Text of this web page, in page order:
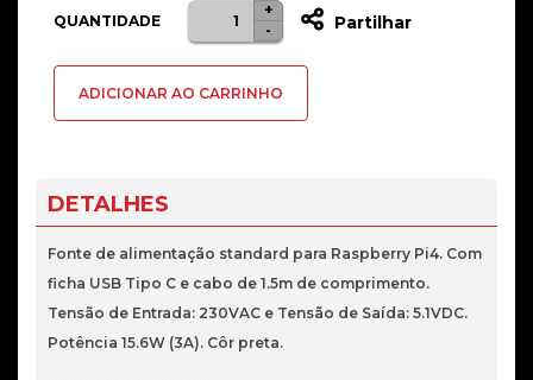
QUANTIDADE
Quantidade
de
ALIMENTADOR
120/240V
TIPO
C
P/
RASPBERRY
PI
-
+
Partilhar
ADICIONAR AO CARRINHO
DETALHES
Fonte de alimentação standard para Raspberry Pi4. Com
ficha USB Tipo C e cabo de 1.5m de comprimento.
Tensão de Entrada: 230VAC e Tensão de Saída: 5.1VDC.
Potência 15.6W (3A). Côr preta.